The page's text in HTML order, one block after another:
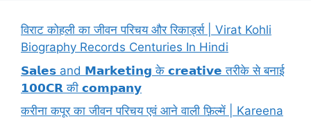
विराट कोहली का जीवन परिचय और रिकार्ड्स | Virat Kohli
Biography Records Centuries In Hindi
𝗦𝗮𝗹𝗲𝘀 and 𝗠𝗮𝗿𝗸𝗲𝘁𝗶𝗻𝗴 के 𝗰𝗿𝗲𝗮𝘁𝗶𝘃𝗲 तरीके से बनाई
𝟭𝟬𝟬𝗖𝗥 की 𝗰𝗼𝗺𝗽𝗮𝗻𝘆
करीना कपूर का जीवन परिचय एवं आने वाली फ़िल्में | Kareena